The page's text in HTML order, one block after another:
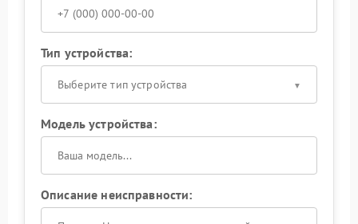
Тип устройства:
Выберите тип устройства
Модель устройства:
Описание неисправности: